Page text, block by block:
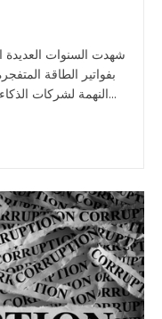
شهدت السنوات العديدة
بفواتير الطاقة
النهمة لشركات الذكاء الاصطناعي الكبرى للحصول على المزيد...